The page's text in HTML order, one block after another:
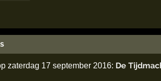
zaterdag 17 september 2016: De